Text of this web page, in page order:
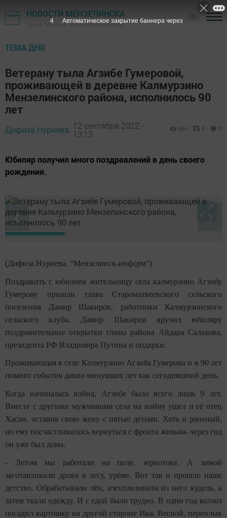
НОВОСТИ МЕНЗЕЛИНСКА
Газета "Мензеля" - Мензелинский район
ТЕМА ДНЯ
Ветерану тыла Агзибе Гумеровой,
проживающей в деревне Калмурзино
Мензелинского района, исполнилось 90
лет
Дифиза Нуриева, 12 сентября 2022 -
13:13
944 0 0
Юбиляр получил много поздравлений в день своего
рождения.
❮
(Дифиза Нуриева, “Мензелинск-информ”)
Поздравить с юбилеем жительницу села калмурзино Агзибу
Гумерову пришли глава Староматвеевского сельского
поселения Дамир Шакиров, работники Калмурзинского
сельского клуба. Дамир Шакиров вручил юбиляру
поздравительные открытки главы района Айдара Салахова,
президента РФ Владимира Путина и подарки.
Проживающая в селе Калмурзино Агзиба Гумерова и в 90 лет
помнит события давно минувших лет как сегодняшний день.
Когда начиналась война, Агзибе было всего лишь 9 лет.
Вместе с другими мужчинами села на войну ушел и её отец
Хасан, оставив свою жену с пятью детьми. Хоть и раненый,
но ему посчастливилось вернуться с фронта живым- через год
он уже был дома.
- Летом мы работали на поле, зернотоке. А зимой
заготавливали дрова в лесу, урёме. Вот так и прошло наше
детство. Обрабатывали лён, изготавливали из него кудель, а
затем ткали одежду. И с едой было трудно. В один год колхоз
посадил картошку на другой стороне Ика. Весной, переплыв
3 Автоматическое закрытие баннера через